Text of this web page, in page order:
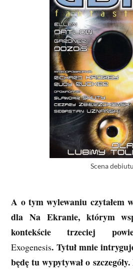
Scena debiutu
A o tym wylewaniu czytałem
dla Na Ekranie, którym
kontekście trzeciej
Exogenesis. Tytuł mnie
będę tu wypytywał o